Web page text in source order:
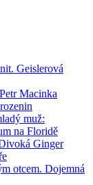
Geislerová
Macinka
muž:
na Floridě
Ginger
otcem. Dojemná